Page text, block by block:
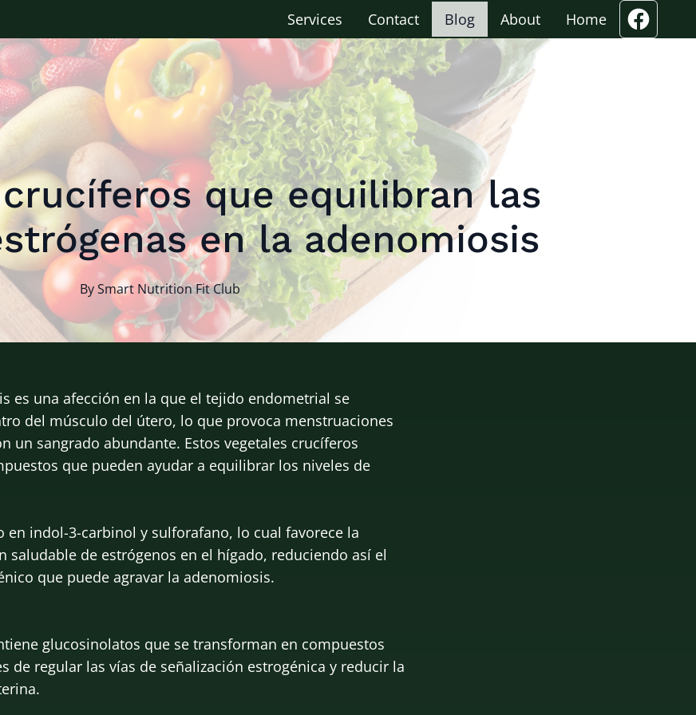
Services Contact Blog About Home
que equilibran las
en la adenomiosis
By Smart Nutrition Fit Club
es una afección en la que el tejido endometrial se
del músculo del útero, lo que provoca menstruaciones
un sangrado abundante. Estos vegetales crucíferos
que pueden ayudar a equilibrar los niveles de
en indol-3-carbinol y sulforafano, lo cual favorece la
saludable de estrógenos en el hígado, reduciendo así el
que puede agravar la adenomiosis.
glucosinolatos que se transforman en compuestos
de regular las vías de señalización estrogénica y reducir la